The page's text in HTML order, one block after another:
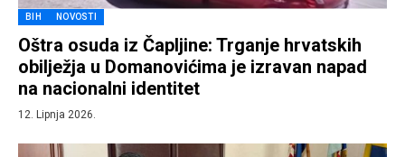
BIH NOVOSTI
Oštra osuda iz Čapljine: Trganje hrvatskih
obilježja u Domanovićima je izravan napad
na nacionalni identitet
12. Lipnja 2026.